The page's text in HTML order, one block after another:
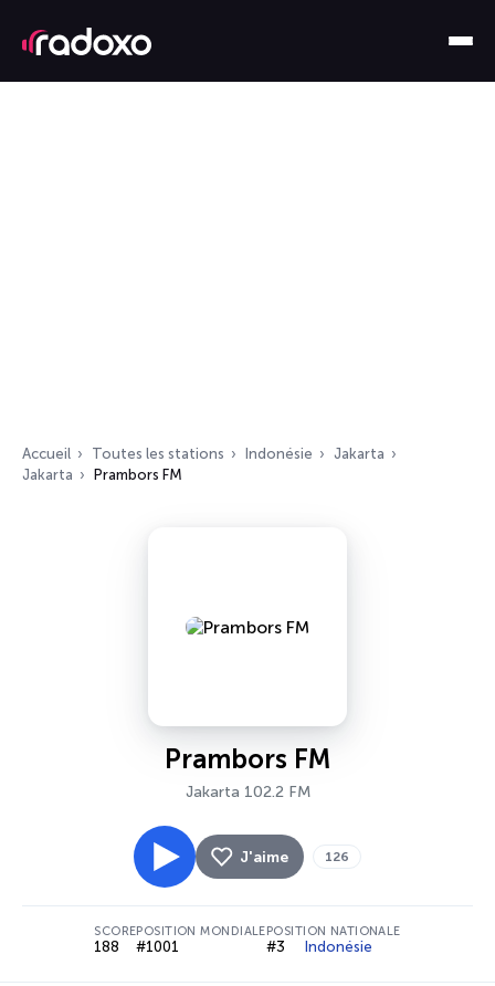
Accueil Toutes les stations Indonésie
Jakarta
Jakarta
Prambors FM
Prambors FM
Jakarta 102.2 FM
J'aime 126
SCORE
188
POSITION MONDIALE
#1001
POSITION NATIONALE
#3 Indonésie